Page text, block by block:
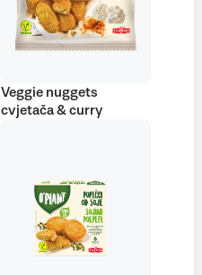
Veggie nuggets
cvjetača & curry